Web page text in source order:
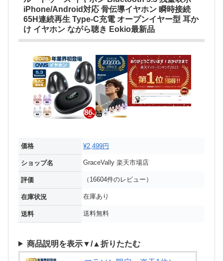
iPhone/Android対応 骨伝導イヤホン 瞬時接続
65H連続再生 Type‐C充電 オープンイヤー型 耳か
け イヤホン ながら聴き Eokio最新品
価格 ¥2,499円
ショップ名 GraceVally 楽天市場店
評価 （16604件のレビュー）
在庫状況 在庫あり
送料 送料無料
商品説明を表示▼/▲折りたたむ